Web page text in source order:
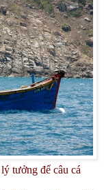
tưởng để câu cá